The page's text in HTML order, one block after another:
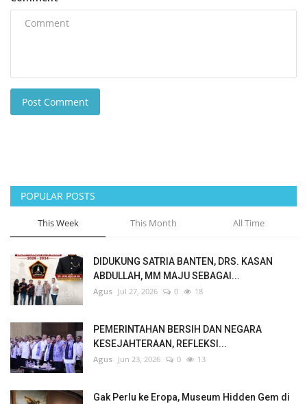
Post Comment
POPULAR POSTS
This Week This Month All Time
DIDUKUNG SATRIA BANTEN, DRS. KASAN
ABDULLAH, MM MAJU SEBAGAI...
Agus Jul 27, 2026 0 18
PEMERINTAHAN BERSIH DAN NEGARA
KESEJAHTERAAN, REFLEKSI...
Agus Jun 23, 2026 0 13
Gak Perlu ke Eropa, Museum Hidden Gem di